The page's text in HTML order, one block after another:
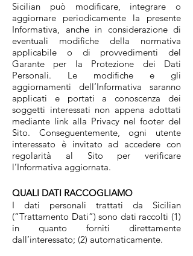
Sicilian può modificare, integrare o
aggiornare periodicamente la presente
Informativa, anche in considerazione di
eventuali modifiche della normativa
applicabile o di provvedimenti del
Garante per la Protezione dei Dati
Personali. Le modifiche e gli
aggiornamenti dell’Informativa saranno
applicati e portati a conoscenza dei
soggetti interessati non appena adottati
mediante link alla Privacy nel footer del
Sito. Conseguentemente, ogni utente
interessato è invitato ad accedere con
regolarità al Sito per verificare
l’Informativa aggiornata.
QUALI DATI RACCOGLIAMO
I dati personali trattati da Sicilian
(“Trattamento Dati”) sono dati raccolti (1)
in quanto forniti direttamente
dall’interessato; (2) automaticamente.